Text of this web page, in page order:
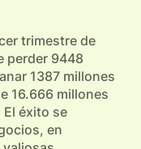
trimestre de
perder 9448
1387 millones
16.666 millones
El éxito se
en